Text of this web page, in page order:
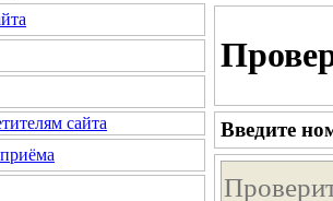
сайта
Введите